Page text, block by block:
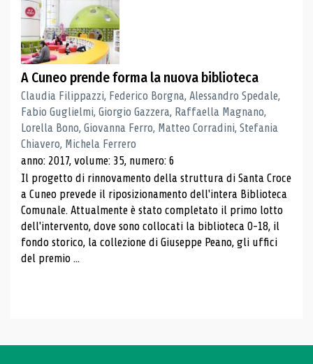
A Cuneo prende forma la nuova biblioteca
Claudia Filippazzi, Federico Borgna, Alessandro Spedale,
Fabio Guglielmi, Giorgio Gazzera, Raffaella Magnano,
Lorella Bono, Giovanna Ferro, Matteo Corradini, Stefania
Chiavero, Michela Ferrero
anno: 2017, volume: 35, numero: 6
Il progetto di rinnovamento della struttura di Santa Croce
a Cuneo prevede il riposizionamento dell'intera Biblioteca
Comunale. Attualmente è stato completato il primo lotto
dell'intervento, dove sono collocati la biblioteca 0-18, il
fondo storico, la collezione di Giuseppe Peano, gli uffici
del premio ...